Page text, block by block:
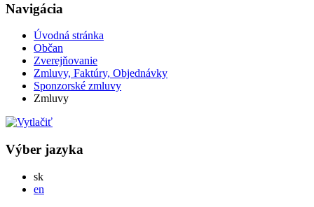
Navigácia
Úvodná stránka
Občan
Zverejňovanie
Zmluvy, Faktúry, Objednávky
Sponzorské zmluvy
Zmluvy
Výber jazyka
skSlovensky
en